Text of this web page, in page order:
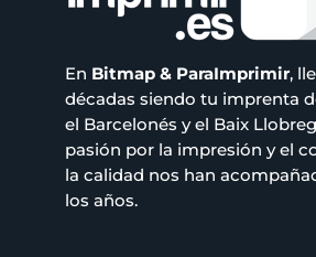
En Bitmap & ParaImprimir,
décadas siendo tu imprenta
el Barcelonés y el Baix
pasión por la impresión y el
la calidad nos han
los años.